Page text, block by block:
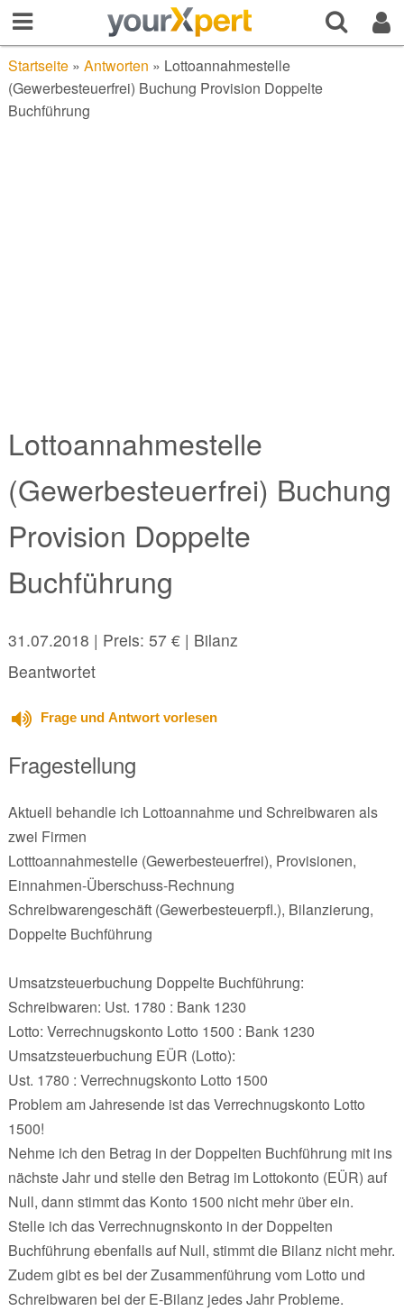
Startseite» Antworten » Lottoannahmestelle
(Gewerbesteuerfrei) Buchung Provision Doppelte
Buchführung
Lottoannahmestelle
(Gewerbesteuerfrei) Buchung
Provision Doppelte
Buchführung
31.07.2018 | Preis: 57 € | Bilanz
Beantwortet
Frage und Antwort vorlesen
Fragestellung
Aktuell behandle ich Lottoannahme und Schreibwaren als
zwei Firmen
Lotttoannahmestelle (Gewerbesteuerfrei), Provisionen,
Einnahmen-Überschuss-Rechnung
Schreibwarengeschäft (Gewerbesteuerpfl.), Bilanzierung,
Doppelte Buchführung
Umsatzsteuerbuchung Doppelte Buchführung:
Schreibwaren: Ust. 1780 : Bank 1230
Lotto: Verrechnugskonto Lotto 1500 : Bank 1230
Umsatzsteuerbuchung EÜR (Lotto):
Ust. 1780 : Verrechnugskonto Lotto 1500
Problem am Jahresende ist das Verrechnugskonto Lotto
1500!
Nehme ich den Betrag in der Doppelten Buchführung mit ins
nächste Jahr und stelle den Betrag im Lottokonto (EÜR) auf
Null, dann stimmt das Konto 1500 nicht mehr über ein.
Stelle ich das Verrechnugnskonto in der Doppelten
Buchführung ebenfalls auf Null, stimmt die Bilanz nicht mehr.
Zudem gibt es bei der Zusammenführung vom Lotto und
Schreibwaren bei der E-Bilanz jedes Jahr Probleme.